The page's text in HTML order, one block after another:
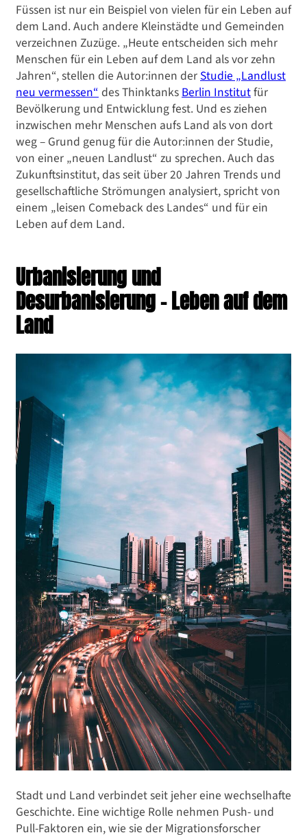
Füssen ist nur ein Beispiel von vielen für ein Leben auf
dem Land. Auch andere Kleinstädte und Gemeinden
verzeichnen Zuzüge. „Heute entscheiden sich mehr
Menschen für ein Leben auf dem Land als vor zehn
Jahren“, stellen die Autor:innen der Studie „Landlust
neu vermessen“ des Thinktanks Berlin Institutfür
Bevölkerung und Entwicklung fest. Und es ziehen
inzwischen mehr Menschen aufs Land als von dort
weg – Grund genug für die Autor:innen der Studie,
von einer „neuen Landlust“ zu sprechen. Auch das
Zukunftsinstitut, das seit über 20 Jahren Trends und
gesellschaftliche Strömungen analysiert, spricht von
einem „leisen Comeback des Landes“ und für ein
Leben auf dem Land.
Urbanisierung und
Desurbanisierung – Leben auf dem
Land
Stadt und Land verbindet seit jeher eine wechselhafte
Geschichte. Eine wichtige Rolle nehmen Push- und
Pull-Faktoren ein, wie sie der Migrationsforscher